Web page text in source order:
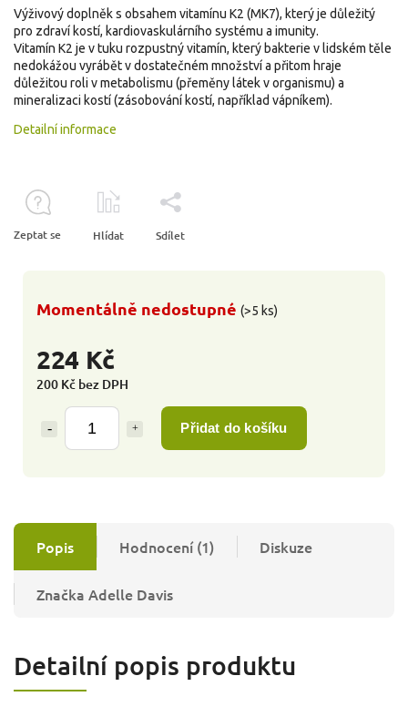
224 Kč
200 Kč bez DPH
Přidat do košíku
Momentálně nedostupné (>5 ks)
Výživový doplněk s obsahem vitamínu K2 (MK7), který je důležitý
pro zdraví kostí, kardiovaskulárního systému a imunity.
Vitamín K2 je v tuku rozpustný vitamín, který bakterie v lidském těle
nedokážou vyrábět v dostatečném množství a přitom hraje
důležitou roli v metabolismu (přeměny látek v organismu) a
mineralizaci kostí (zásobování kostí, například vápníkem).
Detailní informace
Zeptat se Hlídat Sdílet
Popis Hodnocení (1) Diskuze
Značka Adelle Davis
Detailní popis produktu